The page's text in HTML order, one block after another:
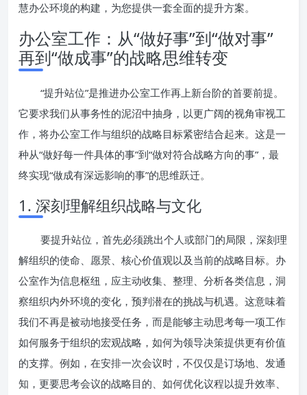
慧办公环境的构建，为您提供一套全面的提升方案。
办公室工作：从“做好事”到“做对事”
再到“做成事”的战略思维转变
“提升站位”是推进办公室工作再上新台阶的首要前提。
它要求我们从事务性的泥沼中抽身，以更广阔的视角审视工
作，将办公室工作与组织的战略目标紧密结合起来。这是一
种从“做好每一件具体的事”到“做对符合战略方向的事”，最
终实现“做成有深远影响的事”的思维跃迁。
1. 深刻理解组织战略与文化
要提升站位，首先必须跳出个人或部门的局限，深刻理
解组织的使命、愿景、核心价值观以及当前的战略目标。办
公室作为信息枢纽，应主动收集、整理、分析各类信息，洞
察组织内外环境的变化，预判潜在的挑战与机遇。这意味着
我们不再是被动地接受任务，而是能够主动思考每一项工作
如何服务于组织的宏观战略，如何为领导决策提供更有价值
的支撑。例如，在安排一次会议时，不仅仅是订场地、发通
知，更要思考会议的战略目的、如何优化议程以提升效率、